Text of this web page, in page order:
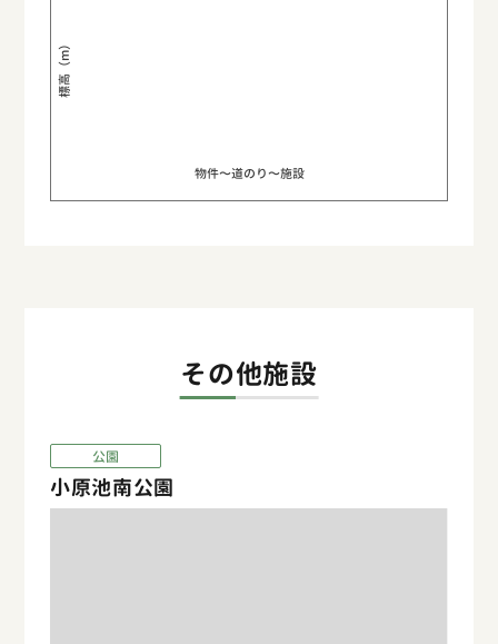
標高（m）
物件〜道のり〜施設
その他施設
公園
小原池南公園